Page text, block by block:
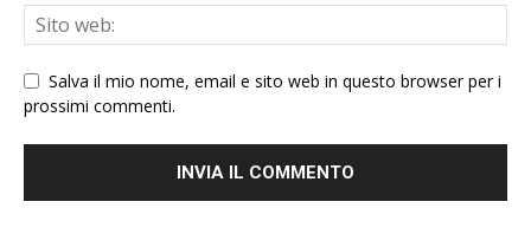
Salva il mio nome, email e sito web in questo browser per i
prossimi commenti.